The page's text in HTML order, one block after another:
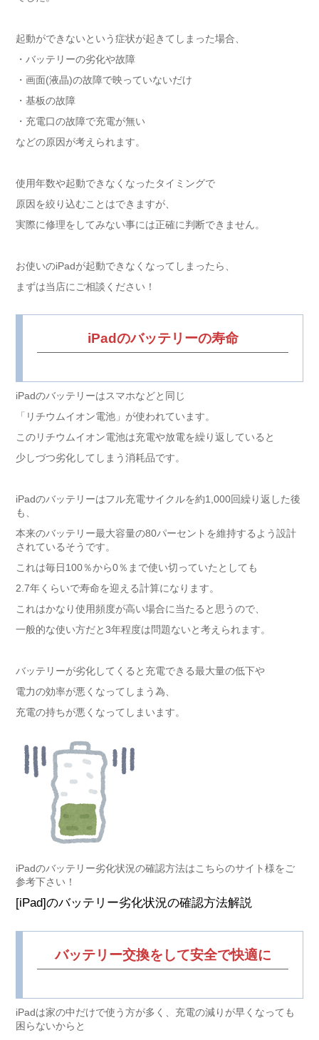
起動ができないという症状が起きてしまった場合、
・バッテリーの劣化や故障
・画面(液晶)の故障で映っていないだけ
・基板の故障
・充電口の故障で充電が無い
などの原因が考えられます。
使用年数や起動できなくなったタイミングで
原因を絞り込むことはできますが、
実際に修理をしてみない事には正確に判断できません。
お使いのiPadが起動できなくなってしまったら、
まずは当店にご相談ください！
iPadのバッテリーの寿命
iPadのバッテリーはスマホなどと同じ
「リチウムイオン電池」が使われています。
このリチウムイオン電池は充電や放電を繰り返していると
少しづつ劣化してしまう消耗品です。
iPadのバッテリーはフル充電サイクルを約1,000回繰り返した後
も、
本来のバッテリー最大容量の80パーセントを維持するよう設計
されているそうです。
これは毎日100％から0％まで使い切っていたとしても
2.7年くらいで寿命を迎える計算になります。
これはかなり使用頻度が高い場合に当たると思うので、
一般的な使い方だと3年程度は問題ないと考えられます。
バッテリーが劣化してくると充電できる最大量の低下や
電力の効率が悪くなってしまう為、
充電の持ちが悪くなってしまいます。
iPadのバッテリー劣化状況の確認方法はこちらのサイト様をご
参考下さい！
[iPad]のバッテリー劣化状況の確認方法解説
バッテリー交換をして安全で快適に
iPadは家の中だけで使う方が多く、充電の減りが早くなっても
困らないからと